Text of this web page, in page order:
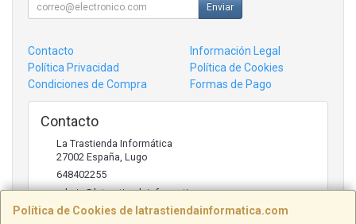
Política de Cookies de latrastiendainformatica.com
Enviar
Contacto
Información Legal
Política Privacidad
Política de Cookies
Condiciones de Compra
Formas de Pago
Contacto
La Trastienda Informática
27002 España Lugo
648402255
admin@latrastiendainformatica.com